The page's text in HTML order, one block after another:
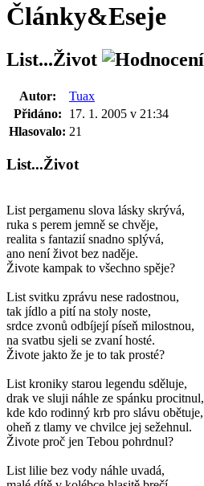
Články&Eseje
List...Život
Autor:
Tuax
Přidáno:
17. 1. 2005 v 21:34
Hlasovalo: 21
List...Život
List pergamenu slova lásky skrývá,
ruka s perem jemně se chvěje,
realita s fantazií snadno splývá,
ano není život bez naděje.
Živote kampak to všechno spěje?
List svitku zprávu nese radostnou,
tak jídlo a pití na stoly noste,
srdce zvonů odbíjejí píseň milostnou,
na svatbu sjeli se zvaní hosté.
Živote jakto že je to tak prosté?
List kroniky starou legendu sděluje,
drak ve sluji náhle ze spánku procitnul,
kde kdo rodinný krb pro slávu obětuje,
oheň z tlamy ve chvilce jej sežehnul.
Živote proč jen Tebou pohrdnul?
List lilie bez vody náhle uvadá,